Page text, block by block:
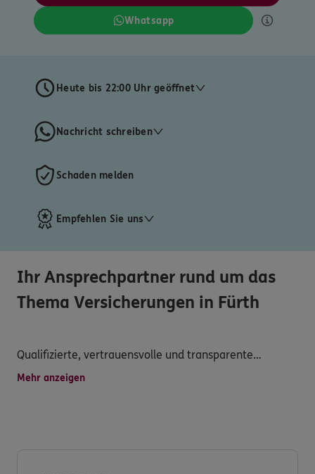
Whatsapp
Heute bis 22:00 Uhr geöffnet
Nachricht schreiben
Schaden melden
Empfehlen Sie uns
Ihr Ansprechpartner rund um das
Thema Versicherungen in Fürth
Qualifizierte, vertrauensvolle und transparente
Dienstleistungen, attraktive Versicherungsprodukte,
Mehr anzeigen